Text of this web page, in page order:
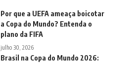
Por que a UEFA ameaça boicotar
a Copa do Mundo? Entenda o
plano da FIFA
julho 30, 2026
Brasil na Copa do Mundo 2026: